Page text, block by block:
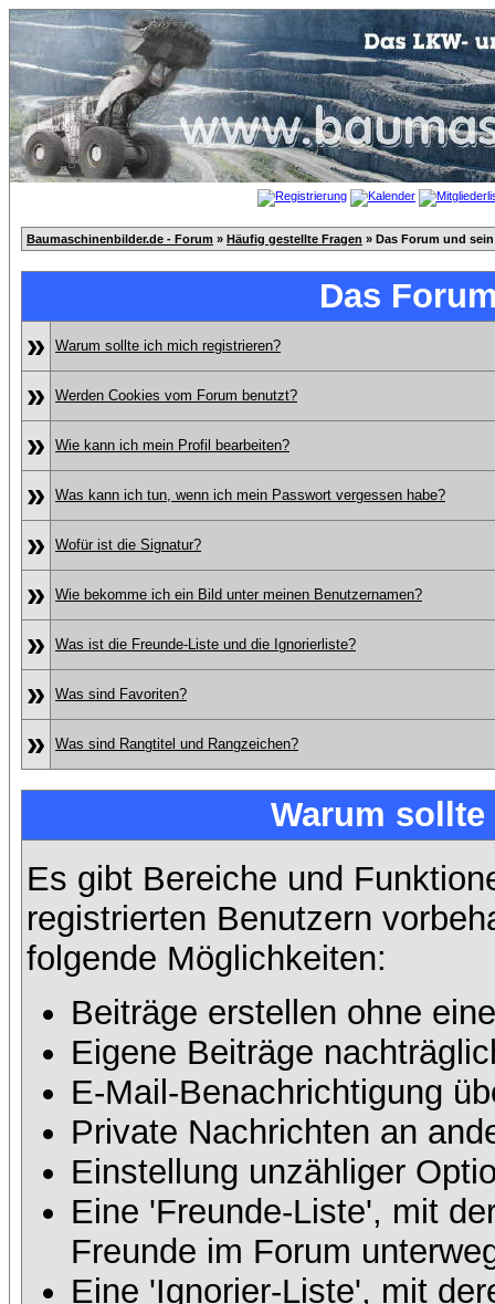
Baumaschinenbilder.de - Forum » Häufig gestellte Fragen » Das Forum und
Das
»
Warum sollte ich mich registrieren?
» Werden Cookies vom Forum benutzt?
» Wie kann ich mein Profil bearbeiten?
» Was kann ich tun, wenn ich mein Passwort vergessen habe?
» Wofür ist die Signatur?
» Wie bekomme ich ein Bild unter meinen Benutzernamen?
» Was ist die Freunde-Liste und die Ignorierliste?
» Was sind Favoriten?
» Was sind Rangtitel und Rangzeichen?
Warum
Es gibt Bereiche und
registrierten Benutzern
folgende Möglichkeiten:
Beiträge erstellen ohne
Eigene Beiträge
E-Mail-Benachrichtigung
Private Nachrichten an
Einstellung unzähliger
Eine 'Freunde-Liste', mit
Freunde im Forum
Eine 'Ignorier-Liste', mit